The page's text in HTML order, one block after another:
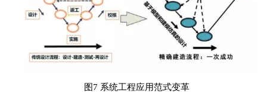
图7 系统工程应用范式变革